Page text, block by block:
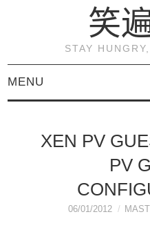
笑
STAY
MENU
KVM虚拟化原理与实践
XEN PV
PV
06/01/2012